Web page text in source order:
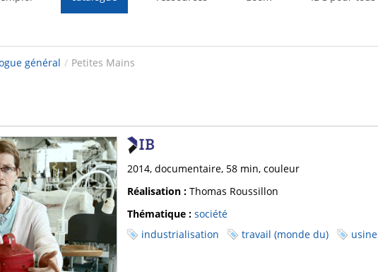
général / Petites Mains
2014, documentaire, 58 min, couleur
Réalisation : Thomas Roussillon
Thématique : société
industrialisation
travail (monde du) usine